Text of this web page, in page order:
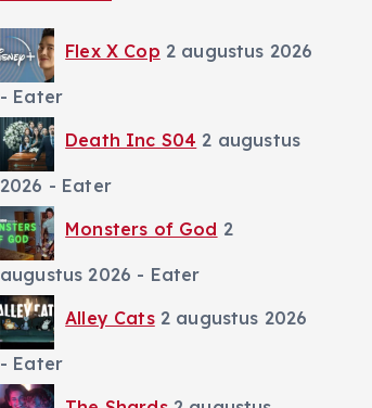
Flex X Cop 2 augustus 2026
- Eater
Death Inc S04 2 augustus
2026 - Eater
Monsters of God 2
augustus 2026 - Eater
Alley Cats 2 augustus 2026
- Eater